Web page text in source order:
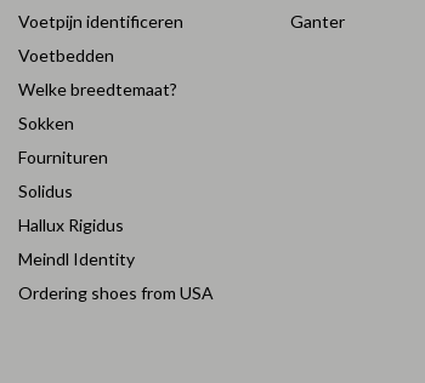
Voetpijn identificeren
Voetbedden
Welke breedtemaat?
Sokken
Fournituren
Solidus
Hallux Rigidus
Meindl Identity
Ordering shoes from USA
Ganter